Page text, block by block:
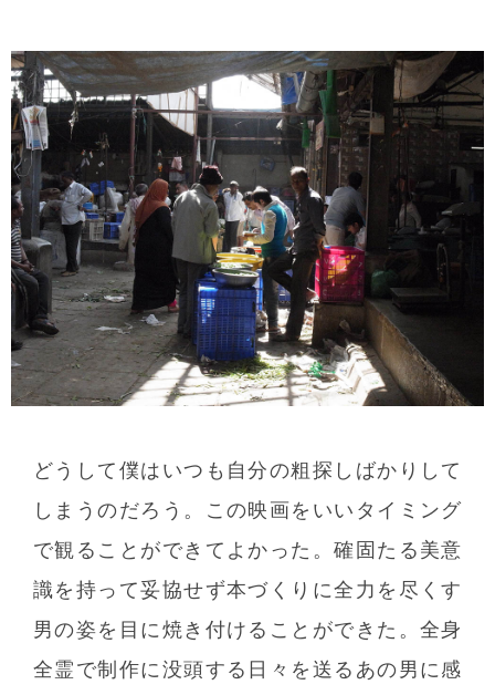
どうして僕はいつも自分の粗探しばかりして
しまうのだろう。この映画をいいタイミング
で観ることができてよかった。確固たる美意
識を持って妥協せず本づくりに全力を尽くす
男の姿を目に焼き付けることができた。全身
全霊で制作に没頭する日々を送るあの男に感